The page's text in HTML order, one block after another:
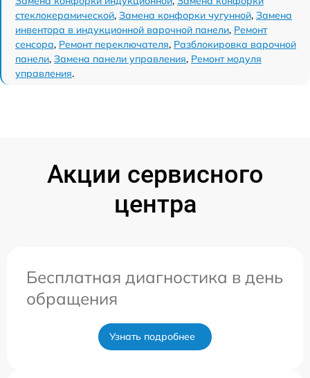
стеклокерамической, Замена конфорки чугунной, Замена
инвентора в индукционной варочной панели, Ремонт
сенсора, Ремонт переключателя, Разблокировка варочной
панели, Замена панели управления, Ремонт модуля
управления.
Акции сервисного
центра
Бесплатная диагностика в день
обращения
Узнать подробнее